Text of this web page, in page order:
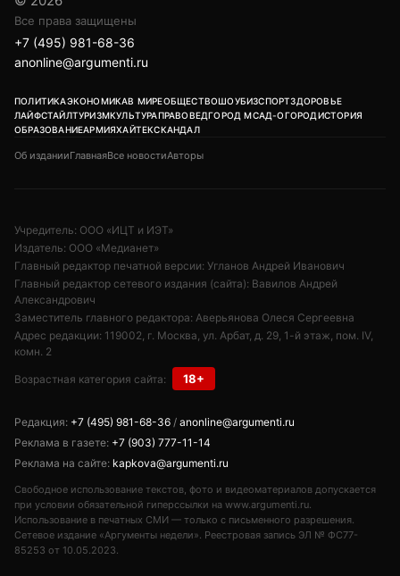
Все права защищены
+7 (495) 981-68-36
anonline@argumenti.ru
ПОЛИТИКАЭКОНОМИКАВ МИРЕОБЩЕСТВОШОУБИЗСПОРТЗДОРОВЬЕ
ЛАЙФСТАЙЛТУРИЗМКУЛЬТУРАПРАВОВЕДГОРОД МСАД-ОГОРОДИСТОРИЯ
ОБРАЗОВАНИЕАРМИЯХАЙТЕКСКАНДАЛ
Об изданииГлавнаяВсе новостиАвторы
Учредитель: ООО «ИЦТ и ИЭТ»
Издатель: ООО «Медианет»
Главный редактор печатной версии: Угланов Андрей Иванович
Главный редактор сетевого издания (сайта): Вавилов Андрей
Александрович
Заместитель главного редактора: Аверьянова Олеся Сергеевна
Адрес редакции: 119002, г. Москва, ул. Арбат, д. 29, 1-й этаж, пом. IV,
комн. 2
Возрастная категория сайта: 18+
Редакция: +7 (495) 981-68-36 / anonline@argumenti.ru
Реклама в газете: +7 (903) 777-11-14
Реклама на сайте: kapkova@argumenti.ru
Свободное использование текстов, фото и видеоматериалов допускается
при условии обязательной гиперссылки на www.argumenti.ru.
Использование в печатных СМИ — только с письменного разрешения.
Сетевое издание «Аргументы недели». Реестровая запись ЭЛ № ФС77-
85253 от 10.05.2023.